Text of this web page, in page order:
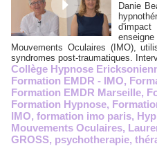
Danie
Mouvements Oculaires (IMO),
syndromes post-traumatiques.
Collège Hypnose
Formation EMDR - IMO,
Formation EMDR Marseille,
Formation Hypnose,
IMO, formation imo paris,
Mouvements Oculaires,
GROSS, psychotherapie,